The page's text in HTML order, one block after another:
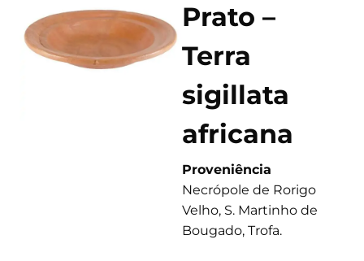
Prato –
Terra
sigillata
africana
Proveniência
Necrópole de Rorigo
Velho, S. Martinho de
Bougado, Trofa.